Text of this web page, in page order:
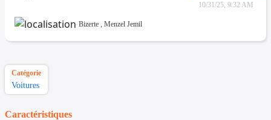
10/31/25, 9:32 AM
Bizerte , Menzel Jemil
Catégorie
Voitures
Caractéristiques